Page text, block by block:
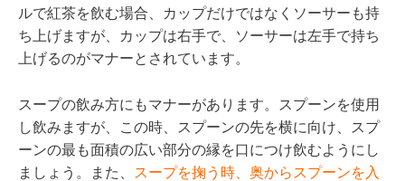
ルで紅茶を飲む場合、カップだけではなくソーサーも持
ち上げますが、カップは右手で、ソーサーは左手で持ち
上げるのがマナーとされています。
スープの飲み方にもマナーがあります。スプーンを使用
し飲みますが、この時、スプーンの先を横に向け、スプ
ーンの最も面積の広い部分の縁を口につけ飲むようにし
ましょう。また、
スープを掬う時、奥からスプーンを入